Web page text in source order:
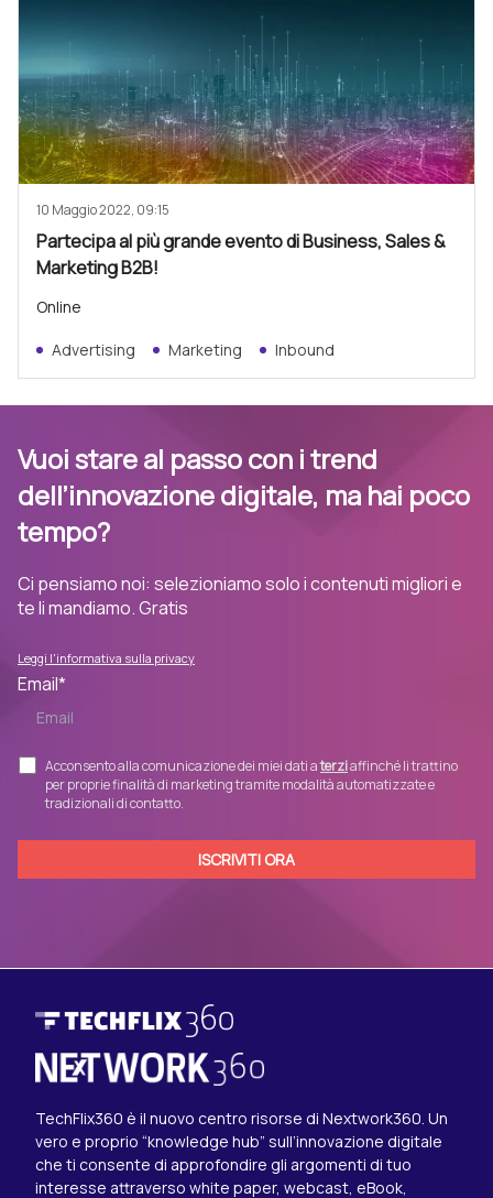
10 Maggio 2022, 09:15
Partecipa al più grande evento di Business, Sales &
Marketing B2B!
Online
Advertising Marketing Inbound
Vuoi stare al passo con i trend
dell’innovazione digitale, ma hai poco
tempo?
Ci pensiamo noi: selezioniamo solo i contenuti migliori e
te li mandiamo. Gratis
Leggi l'informativa sulla privacy
Email*
Acconsento alla comunicazione dei miei dati aterziaffinché li trattino
per proprie finalità di marketing tramite modalità automatizzate e
tradizionali di contatto.
TechFlix360 è il nuovo centro risorse di Nextwork360. Un
vero e proprio “knowledge hub” sull’innovazione digitale
che ti consente di approfondire gli argomenti di tuo
interesse attraverso white paper, webcast, eBook,